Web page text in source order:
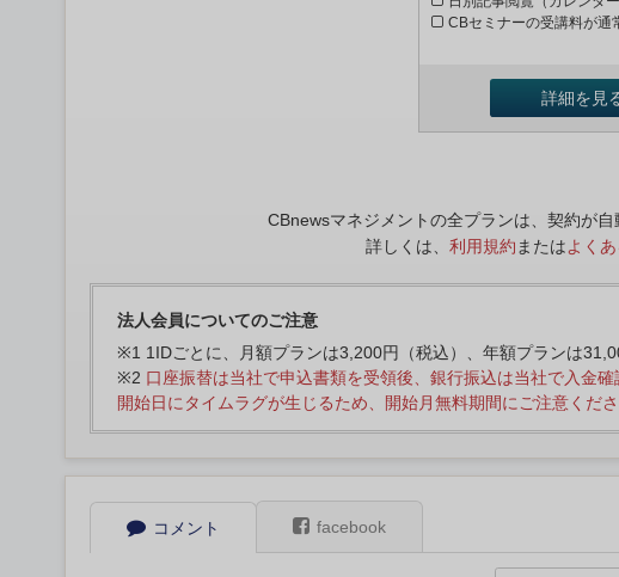
CBセミナーの受講料が通
詳細を見
CBnewsマネジメントの全プランは、契約が自
詳しくは、 利用規約 またはよく
法人会員についてのご注意
※1 1IDごとに、月額プランは3,200円（税込）、年額プランは
※2 口座振替は当社で申込書類を受領後、銀行振込は当社で入金
開始日にタイムラグが生じるため、開始月無料期間にご注意くださ
コメント facebook